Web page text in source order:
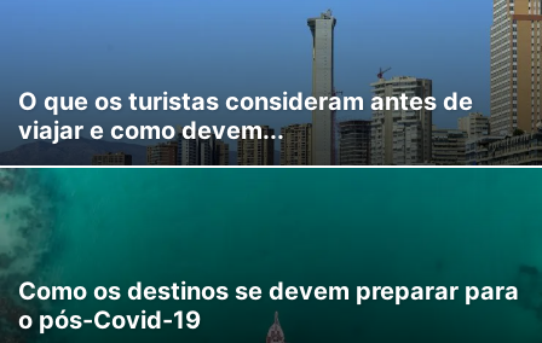
O que os turistas consideram antes de
viajar e como devem...
Como os destinos se devem preparar para
o pós-Covid-19